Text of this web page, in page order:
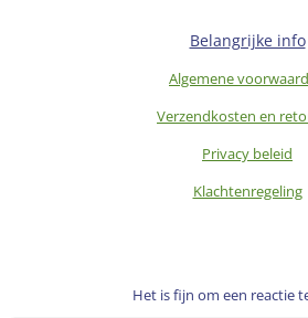
Belangrijke info
Algemene
Verzendkosten en
Privacy beleid
Klachtenregeling
Het is fijn om een reactie